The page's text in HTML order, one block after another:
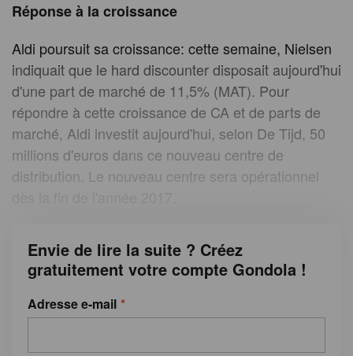
Réponse à la croissance
Aldi poursuit sa croissance: cette semaine, Nielsen
indiquait que le hard discounter disposait aujourd'hui
d'une part de marché de 11,5% (MAT). Pour
répondre à cette croissance de CA et de parts de
marché, Aldi investit aujourd'hui, selon De Tijd, 50
millions d'euros dans ce nouveau centre de
distribution. Le nouveau centre sera opérationnel
Envie de lire la suite ? Créez
gratuitement votre compte Gondola !
Adresse e-mail